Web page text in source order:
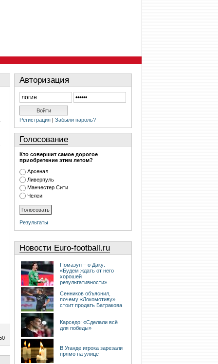
Авторизация
Регистрация | Забыли пароль?
Голосование
Кто совершит самое дорогое
приобретение этим летом?
Арсенал
Ливерпуль
Манчестер Сити
Челси
Результаты
Новости Euro-football.ru
Помазун – о Даку:
«Будем ждать от него
хорошей
результативности»
Сенников объяснил,
почему «Локомотиву»
стоит продать Батракова
Карседо: «Сделали всё
для победы»
В Уганде игрока зарезали
прямо на улице